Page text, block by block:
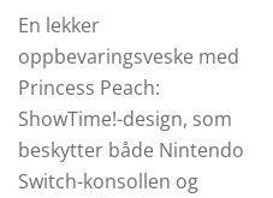
En lekker
oppbevaringsveske med
Princess Peach:
ShowTime!-design, som
beskytter både Nintendo
Switch-konsollen og